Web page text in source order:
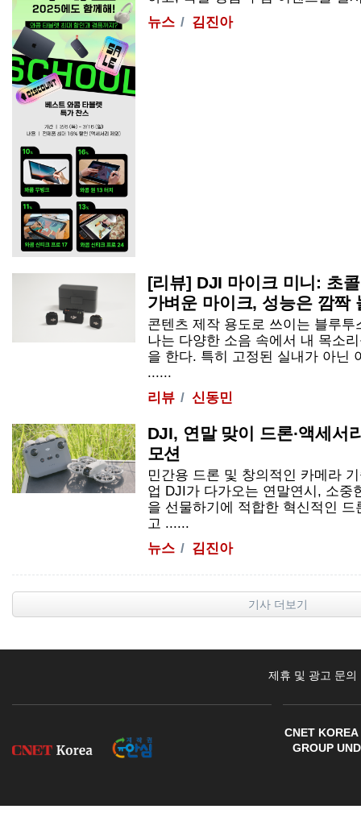
뉴스
김진아
[리뷰] DJI 마이크 미니: 초
가벼운 마이크, 성능은 깜짝
콘텐츠 제작 용도로 쓰이는 블루
나는 다양한 소음 속에서 내 목소
을 한다. 특히 고정된 실내가 아닌
......
리뷰
신동민
DJI, 연말 맞이 드론·액세서
모션
민간용 드론 및 창의적인 카메라
업 DJI가 다가오는 연말연시, 소중
을 선물하기에 적합한 혁신적인
고 ......
뉴스
김진아
기사 더보기
제휴 및 광고 문의
CNET
GROUP